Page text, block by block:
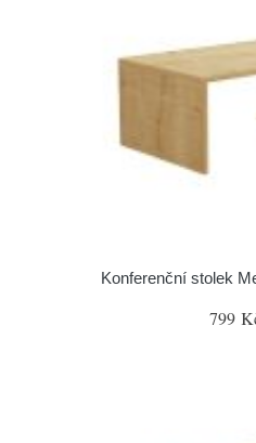
Konferenční stolek
799